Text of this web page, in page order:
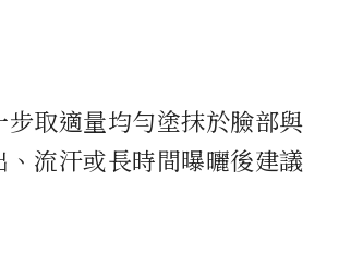
步取適量均勻塗抹於臉部與
、流汗或長時間曝曬後建議